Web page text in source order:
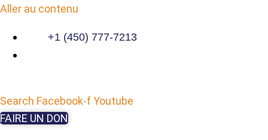
Aller au contenu
+1 (450) 777-7213
Search Facebook-fYoutube
FAIRE UN DON